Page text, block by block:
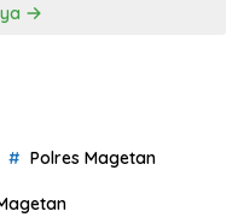
Polres Magetan